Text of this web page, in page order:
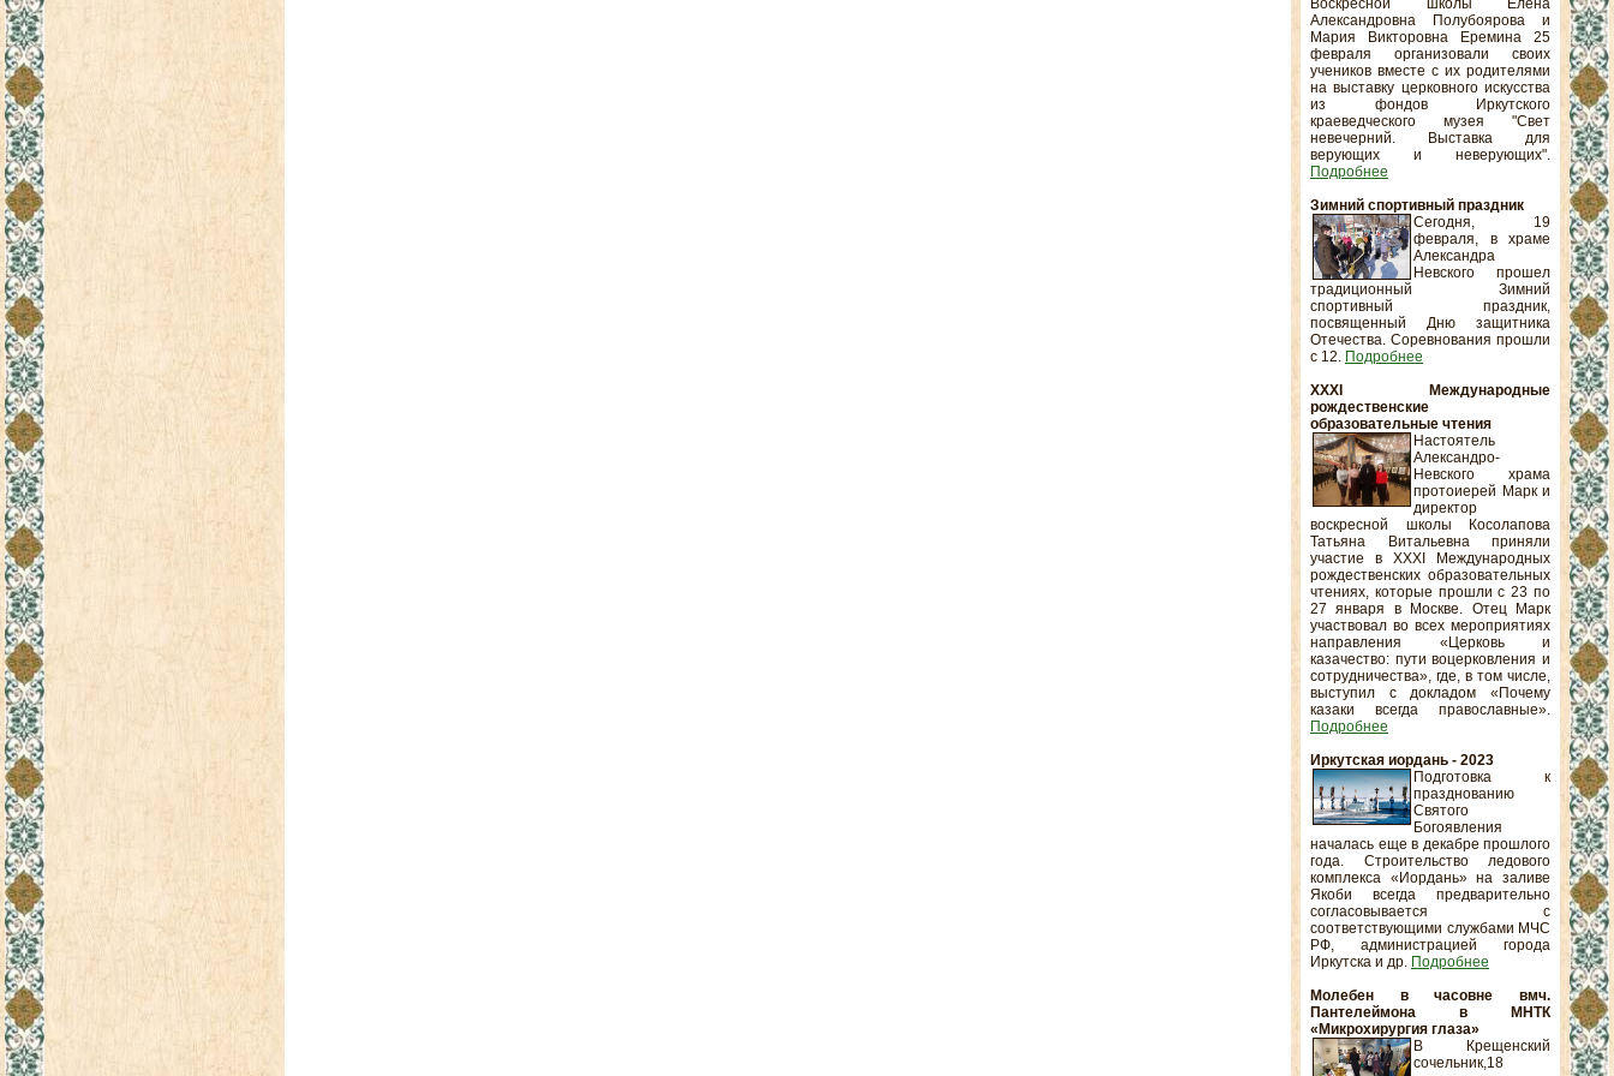
Воскресной школы Елена
Александровна Полубоярова и
Мария Викторовна Еремина 25
февраля организовали своих
учеников вместе с их родителями
на выставку церковного искусства
из фондов Иркутского
краеведческого музея "Свет
невечерний. Выставка для
верующих и неверующих".
Подробнее
Зимний спортивный праздник
Сегодня, 19
февраля, в храме
Александра
Невского прошел
традиционный Зимний
спортивный праздник,
посвященный Дню защитника
Отечества. Соревнования прошли
с 12. Подробнее
XXXI Международные
рождественские
образовательные чтения
Настоятель
Александро-
Невского храма
протоиерей Марк и
директор
воскресной школы Косолапова
Татьяна Витальевна приняли
участие в XXXI Международных
рождественских образовательных
чтениях, которые прошли с 23 по
27 января в Москве. Отец Марк
участвовал во всех мероприятиях
направления «Церковь и
казачество: пути воцерковления и
сотрудничества», где, в том числе,
выступил с докладом «Почему
казаки всегда православные».
Подробнее
Иркутская иордань - 2023
Подготовка к
празднованию
Святого
Богоявления
началась еще в декабре прошлого
года. Строительство ледового
комплекса «Иордань» на заливе
Якоби всегда предварительно
согласовывается с
соответствующими службами МЧС
РФ, администрацией города
Иркутска и др. Подробнее
Молебен в часовне вмч.
Пантелеймона в МНТК
«Микрохирургия глаза»
В Крещенский
сочельник,18